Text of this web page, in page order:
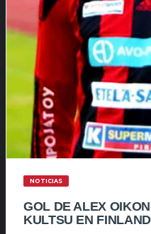
NOTICIAS
GOL DE ALEX
KULTSU EN